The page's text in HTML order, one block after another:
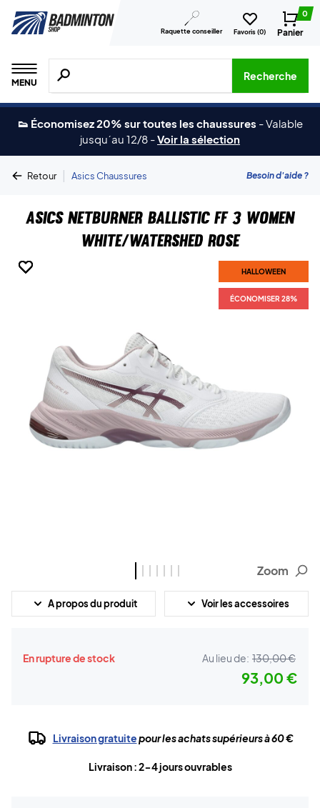
Raquette conseiller Favoris (0)
0
Panier
MENU
Recherche de produits, de marques, etc.
Recherche
👟 Économisez 20% sur toutes les chaussures -Valable
jusqu´au 12/8 -Voir la sélection
Retour | Asics Chaussures Besoin d'aide ?
Asics Netburner Ballistic FF 3 Women
White/Watershed Rose
HALLOWEEN
ÉCONOMISER 28%
HALLOWEEN
ÉCONOMISER 28%
HALLOWEEN
ÉCONOMISER 28%
HALLOWEEN
ÉCONOMISER 28%
HALLOWEEN
ÉCONOMISER 28%
HALLOWEEN
ÉCONOMISER 28%
HALLOWEEN
ÉCONOMISER 28%
Zoom
A propos du produit Voir les accessoires
En rupture de stock Au lieu de: 130,00 €
93,00 €
Livraison gratuitepour les achats supérieurs à 60 €
Livraison : 2-4 jours ouvrables